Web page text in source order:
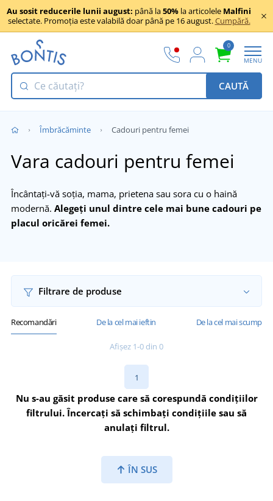
Au sosit reducerile lunii august: până la50% la articolele Malfini
selectate. Promoția este valabilă doar până pe 16 august.Cumpără.
0
MENU
CAUTĂ
Îmbrăcăminte Cadouri pentru femei
Vara cadouri pentru femei
Încântați-vă soția, mama, prietena sau sora cu o haină
modernă. Alegeți unul dintre cele mai bune cadouri pe
placul oricărei femei.
Filtrare de produse
Recomandări De la cel mai ieftin De la cel mai scump
Afișez 1-0 din 0
1
Nu s-au găsit produse care să corespundă condițiilor
filtrului. Încercați să schimbați condițiile sau să
anulați filtrul.
ÎN SUS